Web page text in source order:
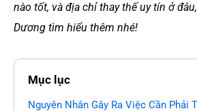
nào tốt, và địa chỉ thay thế uy tín ở
Dương tìm hiểu thêm nhé!
Mục lục
Nguyên Nhân Gây Ra Việc Cần Phải